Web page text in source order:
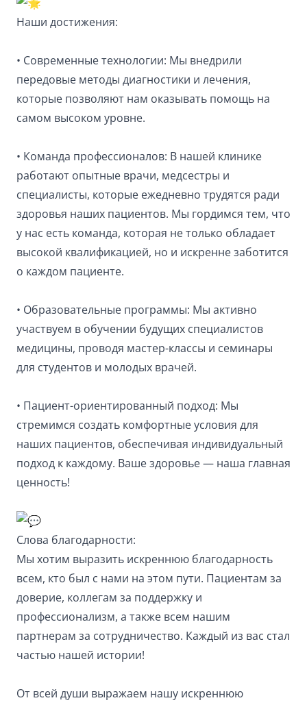
Наши достижения:
• Современные технологии: Мы внедрили
передовые методы диагностики и лечения,
которые позволяют нам оказывать помощь на
самом высоком уровне.
• Команда профессионалов: В нашей клинике
работают опытные врачи, медсестры и
специалисты, которые ежедневно трудятся ради
здоровья наших пациентов. Мы гордимся тем, что
у нас есть команда, которая не только обладает
высокой квалификацией, но и искренне заботится
о каждом пациенте.
• Образовательные программы: Мы активно
участвуем в обучении будущих специалистов
медицины, проводя мастер-классы и семинары
для студентов и молодых врачей.
• Пациент-ориентированный подход: Мы
стремимся создать комфортные условия для
наших пациентов, обеспечивая индивидуальный
подход к каждому. Ваше здоровье — наша главная
ценность!
Слова благодарности:
Мы хотим выразить искреннюю благодарность
всем, кто был с нами на этом пути. Пациентам за
доверие, коллегам за поддержку и
профессионализм, а также всем нашим
партнерам за сотрудничество. Каждый из вас стал
частью нашей истории!
От всей души выражаем нашу искреннюю